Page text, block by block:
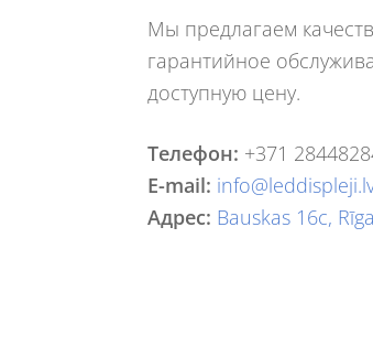
Мы предлагаем
гарантийное
доступную цену.
Телефон: +371
E-mail:
Адрес: Bauskas 16c,